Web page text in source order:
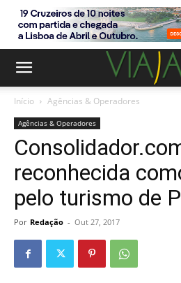
Início Agências & Operadores
Agências & Operadores
reconhecida
pelo turismo de
Por Redação - Out 27, 2017